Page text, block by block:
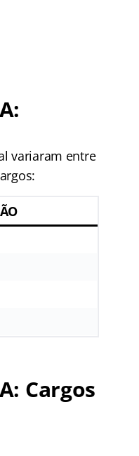
variaram entre
Cargos